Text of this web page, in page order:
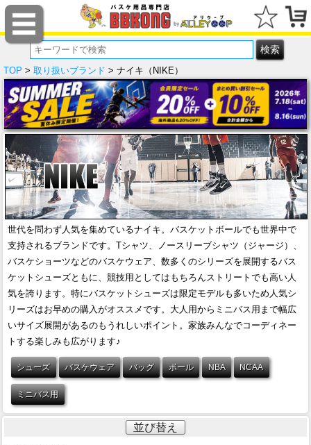
TOP > 取り扱いブランド > ナイキ（NIKE）
世代を問わず人気を集めているナイキ。バスケットボールでも世界中で
支持されるブランドです。Tシャツ、ノースリーブシャツ（ジャージ）、
バスケショーツなどのバスケウェア、数多くのシリーズを展開するバス
ケットシューズともに、競技用としてはもちろんストリートでも高い人
気を誇ります。特にバスケットシューズは限定モデルも多いため人気シ
リーズはお早めの購入がオススメです。大人用からミニバス用まで幅広
いサイズ展開があるのもうれしいポイント。家族みんなでコーディネー
トする楽しみも広がります♪
シューズ バスケウェア バッグ ボール NBA NCAA
ミニバス用
並び替え